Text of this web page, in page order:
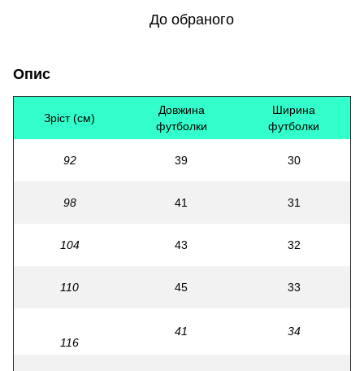
До обраного
Опис
Зріст (см)
Довжина
футболки
Ширина
футболки
92 39 30
98 41 31
104 43 32
110 45 33
116
41 34